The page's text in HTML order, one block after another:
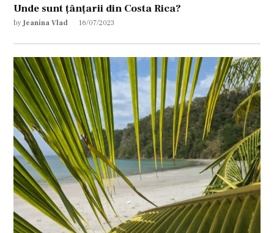
Unde sunt țânțarii din Costa Rica?
by Jeanina Vlad 16/07/2023